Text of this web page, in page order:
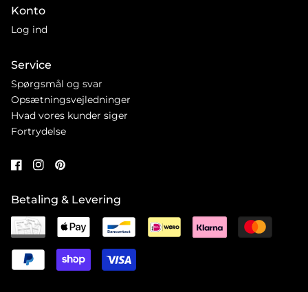
Konto
Log ind
Service
Spørgsmål og svar
Opsætningsvejledninger
Hvad vores kunder siger
Fortrydelse
Betaling & Levering